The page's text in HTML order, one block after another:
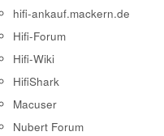
hifi-ankauf.mackern.de
Hifi-Forum
Hifi-Wiki
HifiShark
Macuser
Nubert Forum